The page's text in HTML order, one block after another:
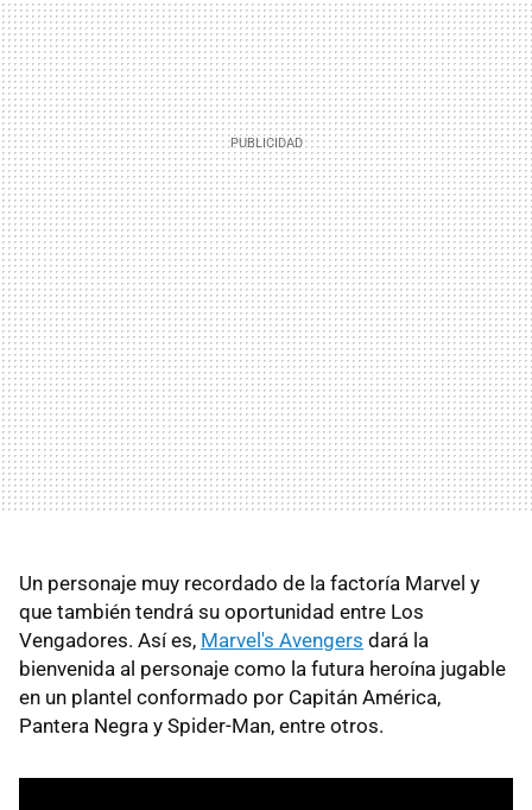
Un personaje muy recordado de la factoría Marvel y
que también tendrá su oportunidad entre Los
Vengadores. Así es, Marvel's Avengers dará la
bienvenida al personaje como la futura heroína jugable
en un plantel conformado por Capitán América,
Pantera Negra y Spider-Man, entre otros.